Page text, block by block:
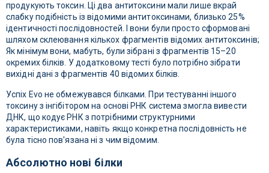
продукують токсин. Ці два антитоксини мали лише вкрай
слабку подібність із відомими антитоксинами, близько 25%
ідентичності послідовностей. І вони були просто сформовані
шляхом склеювання кількох фрагментів відомих антитоксинів;
Як мінімум вони, мабуть, були зібрані з фрагментів 15–20
окремих білків. У додатковому тесті було потрібно зібрати
вихідні дані з фрагментів 40 відомих білків.
Успіх Evo не обмежувався білками. При тестуванні іншого
токсину з інгібітором на основі РНК система змогла вивести
ДНК, що кодує РНК з потрібними структурними
характеристиками, навіть якщо конкретна послідовність не
була тісно пов'язана ні з чим відомим.
Абсолютно нові білки